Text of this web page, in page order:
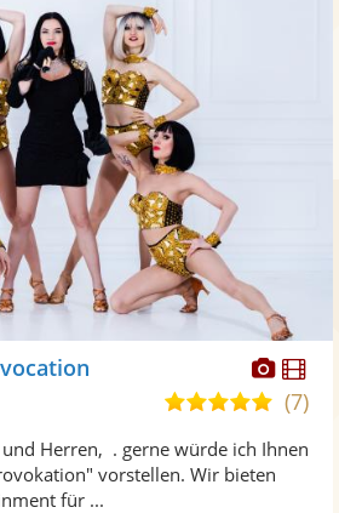
Fotos
4,9
5
(7)
Herren, . gerne würde ich Ihnen
vorstellen. Wir bieten
für ...